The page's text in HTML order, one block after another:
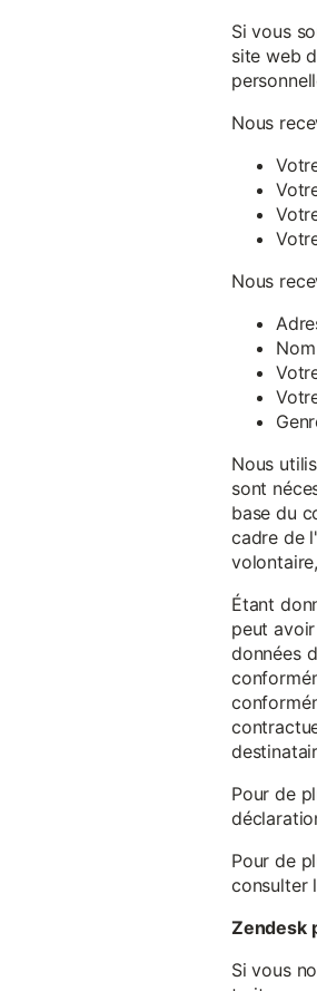
Si vous
site web
Nous
Nous
Nous
sont
base du
cadre de
Étant
peut
données
Pour de
Pour de
consulter
Zendesk
Si vous